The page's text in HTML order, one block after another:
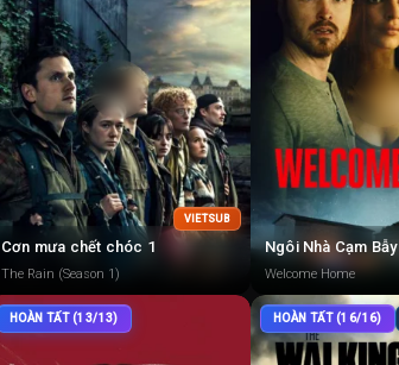
VIETSUB
Cơn mưa chết chóc 1
The Rain (Season 1)
Ngôi Nhà Cạm Bẫy
Welcome Home
HOÀN TẤT (13/13) HOÀN TẤT (16/16)